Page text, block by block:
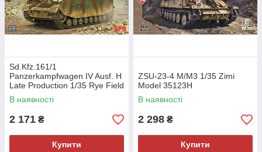
Sd.Kfz.161/1
Panzerkampfwagen IV Ausf. H
Late Production 1/35 Rye Field
Model 5127
В наявності
2 171 ₴
Купити
ZSU-23-4 M/M3 1/35 Zimi
Model 35123H
В наявності
2 298 ₴
Купити